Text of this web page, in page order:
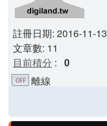
註冊日期: 2016-11-13
文章數: 11
目前積分 : 0
離線